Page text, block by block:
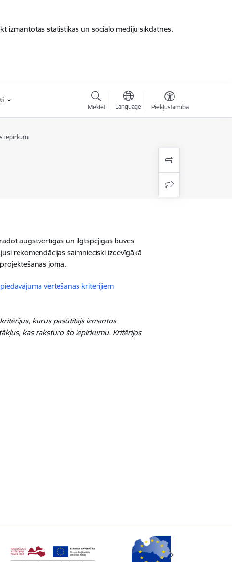
izmantotas statistikas un sociālo mediju sīkdatnes.
Meklēt Language Piekļūstamība
iepirkumi
augstvērtīgas un ilgtspējīgas būves
rekomendācijas saimnieciski izdevīgākā
jomā.
vērtēšanas kritērijiem
kurus pasūtītājs izmantos
kas raksturo šo iepirkumu. Kritērijos